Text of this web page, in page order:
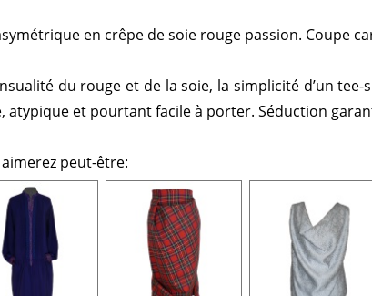
en crêpe de soie rouge passion. Coupe
du rouge et de la soie, la simplicité d’un
atypique et pourtant facile à porter. Séduction
peut-être: